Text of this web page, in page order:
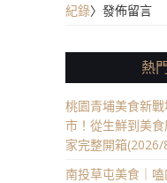
紀錄〉發佈留言
熱
桃園青埔美食新
市！從生鮮到美
家完整開箱(2026/
南投草屯美食｜